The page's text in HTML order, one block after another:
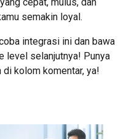
semakin loyal.
integrasi ini dan bawa
level selanjutnya! Punya
kolom komentar, ya!